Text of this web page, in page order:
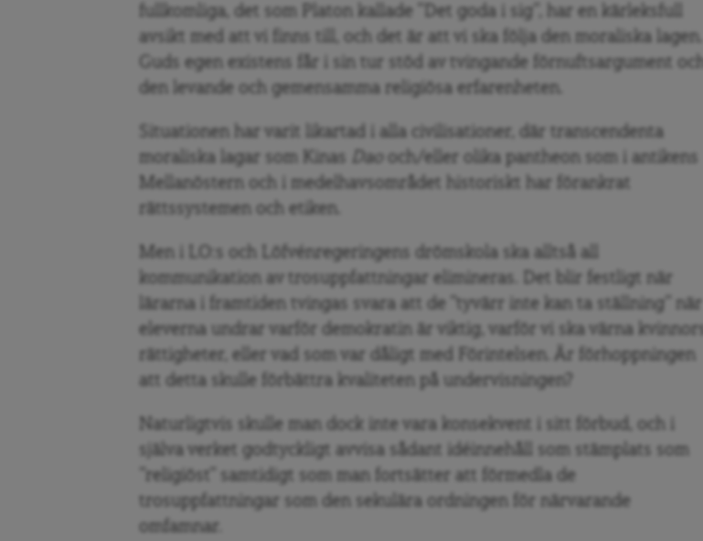
fullkomliga, det som Platon kallade ”Det goda i sig”, har en kärleksfull
avsikt med att vi finns till, och det är att vi ska följa den moraliska lagen.
Guds egen existens får i sin tur stöd av tvingande förnuftsargument och
den levande och gemensamma religiösa erfarenheten.
Situationen har varit likartad i alla civilisationer, där transcendenta
moraliska lagar som Kinas
Dao
och/eller olika pantheon som i antikens
Mellanöstern och i medelhavsområdet historiskt har förankrat
rättssystemen och etiken.
Men i LO:s och Löfvénregeringens drömskola ska alltså all
kommunikation av trosuppfattningar elimineras. Det blir festligt när
lärarna i framtiden tvingas svara att de ”tyvärr inte kan ta ställning” när
eleverna undrar varför demokratin är viktig, varför vi ska värna kvinnors
rättigheter, eller vad som var dåligt med Förintelsen. Är förhoppningen
att detta skulle förbättra kvaliteten på undervisningen?
Naturligtvis skulle man dock inte vara konsekvent i sitt förbud, och i
själva verket godtyckligt avvisa sådant idéinnehåll som stämplats som
”religiöst” samtidigt som man fortsätter att förmedla de
trosuppfattningar som den sekulära ordningen för närvarande
omfamnar.